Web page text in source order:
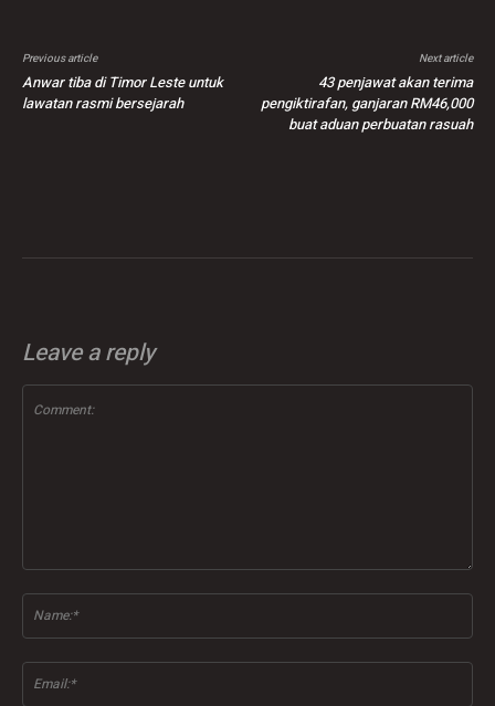
Previous article
Anwar tiba di Timor Leste untuk
lawatan rasmi bersejarah
Next article
43 penjawat akan terima
pengiktirafan, ganjaran RM46,000
buat aduan perbuatan rasuah
Leave a reply